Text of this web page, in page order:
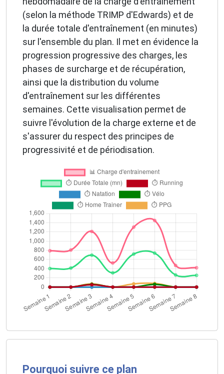
(selon la méthode TRIMP d'Edwards) et de
la durée totale d'entraînement (en minutes)
sur l'ensemble du plan. Il met en évidence la
progression progressive des charges, les
phases de surcharge et de récupération,
ainsi que la distribution du volume
d'entraînement sur les différentes
semaines. Cette visualisation permet de
suivre l'évolution de la charge externe et de
s'assurer du respect des principes de
progressivité et de périodisation.
Pourquoi suivre ce plan